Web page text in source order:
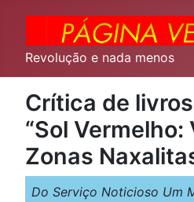
Revolução e nada menos
Crítica de
“Sol
Zonas
Do Serviço Noticioso Um